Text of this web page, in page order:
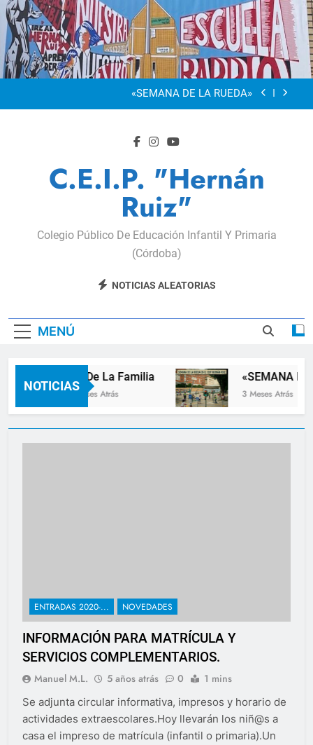
Saltar
al
contenido
“Visibles Sí”
Dia De La Familia
«SEMANA DE LA RUEDA»
Dia De La Familia
«SEMANA DE LA RUEDA»
Apadrinamiento Lector 2026
C.E.I.P. "Hernán
Ruiz"
Colegio Público De Educación Infantil Y Primaria
(Córdoba)
NOTICIAS ALEATORIAS
MENÚ
NOTICIAS
Dia De La Familia
2 Meses Atrás
«SEMANA DE
3 Meses Atrás
ENTRADAS 2020-... NOVEDADES
INFORMACIÓN PARA MATRÍCULA Y
SERVICIOS COMPLEMENTARIOS.
Manuel M.L. 5 años atrás 0 1 mins
Se adjunta circular informativa, impresos y horario de
actividades extraescolares.Hoy llevarán los niñ@s a
casa el impreso de matrícula (infantil o primaria).Un